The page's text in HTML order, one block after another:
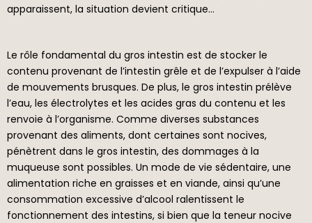
apparaissent, la situation devient critique…
Le rôle fondamental du gros intestin est de stocker le
contenu provenant de l’intestin grêle et de l’expulser à l’aide
de mouvements brusques. De plus, le gros intestin prélève
l’eau, les électrolytes et les acides gras du contenu et les
renvoie à l’organisme. Comme diverses substances
provenant des aliments, dont certaines sont nocives,
pénètrent dans le gros intestin, des dommages à la
muqueuse sont possibles. Un mode de vie sédentaire, une
alimentation riche en graisses et en viande, ainsi qu’une
consommation excessive d’alcool ralentissent le
fonctionnement des intestins, si bien que la teneur nocive